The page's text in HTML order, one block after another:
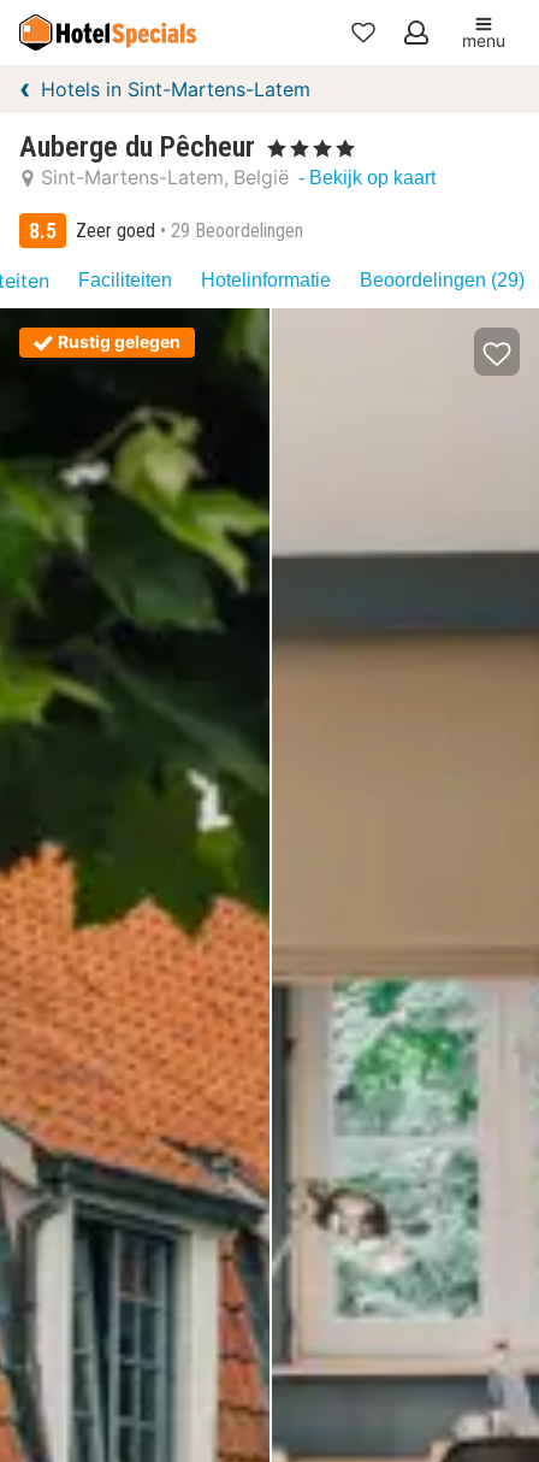
Mijn
menu
Hotels in Sint-Martens-Latem
Auberge du Pêcheur , 4 Sterren
Sint-Martens-Latem België - Bekijk op kaart
8.5 Zeer goed 29 Beoordelingen
Faciliteiten Hotelinformatie Beoordelingen (29)
Rustig gelegen